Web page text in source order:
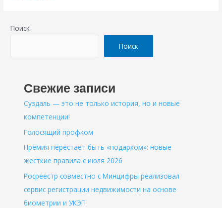
о
января
2026
года
Поиск
Поиск
Свежие записи
Суздаль — это не только история, но и новые
компетенции!
Голосящий профком
Премия перестает быть «подарком»: новые
жесткие правила с июля 2026
Росреестр совместно с Минцифры реализовал
сервис регистрации недвижимости на основе
биометрии и УКЭП